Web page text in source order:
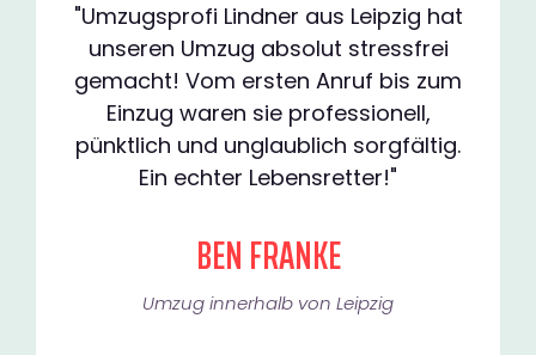
"Umzugsprofi Lindner aus Leipzig hat
unseren Umzug absolut stressfrei
gemacht! Vom ersten Anruf bis zum
Einzug waren sie professionell,
pünktlich und unglaublich sorgfältig.
Ein echter Lebensretter!"
BEN FRANKE
Umzug innerhalb von Leipzig​